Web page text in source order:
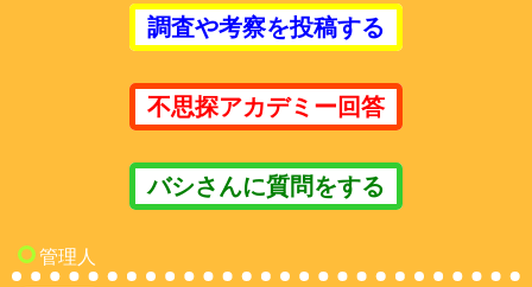
調査や考察を投稿する
不思探アカデミー回答
バシさんに質問をする
管理人